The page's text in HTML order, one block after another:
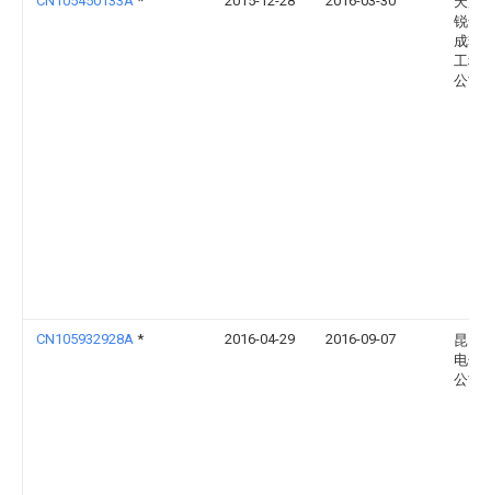
锐达
成套
工程
公司
CN105932928A * 2016-04-29 2016-09-07
昆山
电子
公司